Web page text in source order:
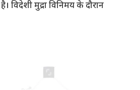
विदेशी मुद्रा विनिमय के दौरान